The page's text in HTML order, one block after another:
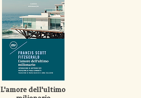
L'amore dell'ultimo